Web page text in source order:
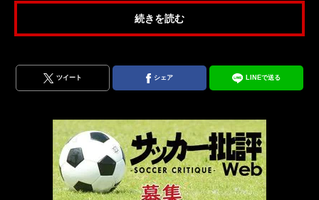
続きを読む
ツイート シェア LINEで送る